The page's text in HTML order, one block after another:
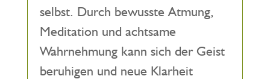
selbst. Durch bewusste Atmung,
Meditation und achtsame
Wahrnehmung kann sich der Geist
beruhigen und neue Klarheit